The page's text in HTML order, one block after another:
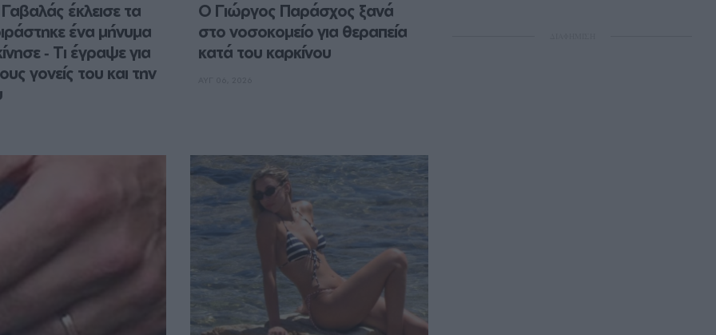
έκλεισε τα
ένα μήνυμα
‑ Τι έγραψε για
γονείς του και την
O Γιώργος Παράσχος ξανά
στο νοσοκομείο για θεραπεία
κατά του καρκίνου